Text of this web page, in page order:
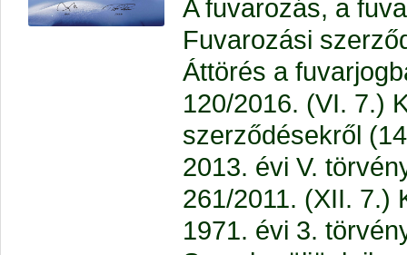
A fuvarozás, a
Fuvarozási
Áttörés a
120/2016. (VI. 7.)
szerződésekről
2013. évi V.
261/2011. (XII. 7.)
1971. évi 3.